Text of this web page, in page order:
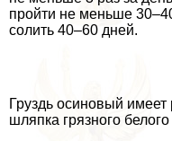
пройти не меньше
солить 40–60 дней.
Груздь осиновый
шляпка грязного белого